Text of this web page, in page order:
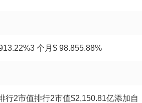
个月$ 98.855.88%
行2市值排行2市值$2,150.81亿添加自